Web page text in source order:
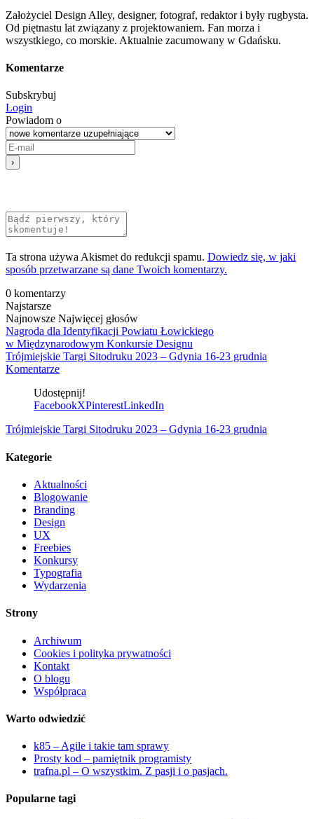
Założyciel Design Alley, designer, fotograf, redaktor i były rugbysta.
Od piętnastu lat związany z projektowaniem. Fan morza i
wszystkiego, co morskie. Aktualnie zacumowany w Gdańsku.
Komentarze
Subskrybuj
Login
Powiadom o
Ta strona używa Akismet do redukcji spamu. Dowiedz się, w jaki
sposób przetwarzane są dane Twoich komentarzy.
0 komentarzy
Najstarsze
Najnowsze Najwięcej głosów
Nagroda dla Identyfikacji Powiatu Łowickiego
w Międzynarodowym Konkursie Designu
Trójmiejskie Targi Sitodruku 2023 – Gdynia 16-23 grudnia
Komentarze
Udostępnij!
FacebookXPinterestLinkedIn
Trójmiejskie Targi Sitodruku 2023 – Gdynia 16-23 grudnia
Kategorie
Aktualności
Blogowanie
Branding
Design
UX
Freebies
Konkursy
Typografia
Wydarzenia
Strony
Archiwum
Cookies i polityka prywatności
Kontakt
O blogu
Współpraca
Warto odwiedzić
k85 – Agile i takie tam sprawy
Prosty kod – pamiętnik programisty
trafna.pl – O wszystkim. Z pasji i o pasjach.
Popularne tagi